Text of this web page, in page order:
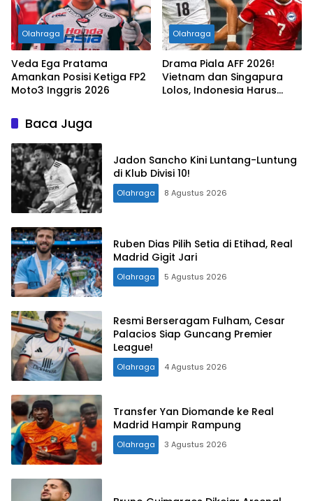
Olahraga
Veda Ega Pratama
Amankan Posisi Ketiga FP2
Moto3 Inggris 2026
Olahraga
Drama Piala AFF 2026!
Vietnam dan Singapura
Lolos, Indonesia Harus
Baca Juga
Jadon Sancho Kini Luntang-Luntung
di Klub Divisi 10!
Olahraga 8 Agustus 2026
Ruben Dias Pilih Setia di Etihad, Real
Madrid Gigit Jari
Olahraga 5 Agustus 2026
Resmi Berseragam Fulham, Cesar
Palacios Siap Guncang Premier
League!
Olahraga 4 Agustus 2026
Transfer Yan Diomande ke Real
Madrid Hampir Rampung
Olahraga 3 Agustus 2026